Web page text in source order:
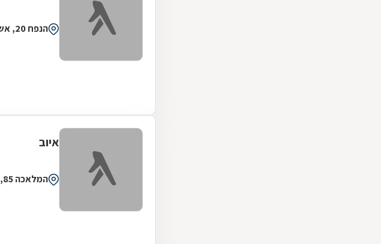
הנפח 20, אשקלון
איוב
המלאכה 85, באר שבע